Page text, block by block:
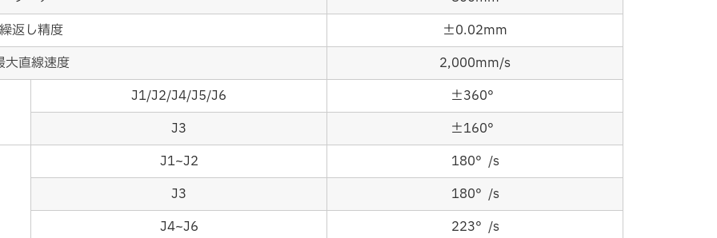
繰返し精度
±0.02mm
大直線速度
2,000mm/s
J1/J2/J4/J5/J6
±360°
J3
±160°
J1~J2
180°/s
J3
180°/s
J4~J6
223°/s